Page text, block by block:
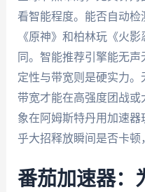
看智能程度。能否自动
《原神》和柏林玩《火
同。智能推荐引擎能无
定性与带宽则是硬实力
带宽才能在高强度团战
象在阿姆斯特丹用加速
乎大招释放瞬间是否卡顿
番茄加速器：